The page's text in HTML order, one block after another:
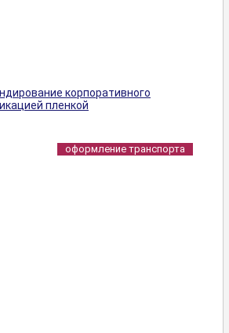
корпоративного
пленкой
оформление транспорта